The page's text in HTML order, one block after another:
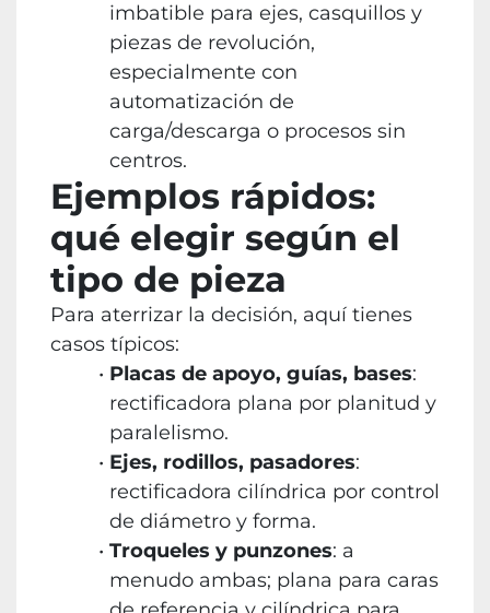
imbatible para ejes, casquillos y
piezas de revolución,
especialmente con
automatización de
carga/descarga o procesos sin
centros.
Ejemplos rápidos:
qué elegir según el
tipo de pieza
Para aterrizar la decisión, aquí tienes
casos típicos:
Placas de apoyo, guías, bases:
rectificadora plana por planitud y
paralelismo.
Ejes, rodillos, pasadores:
rectificadora cilíndrica por control
de diámetro y forma.
Troqueles y punzones: a
menudo ambas; plana para caras